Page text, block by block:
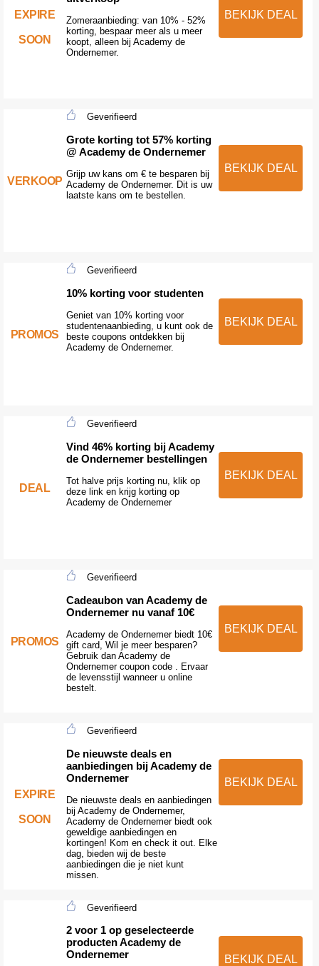
EXPIRE
SOON
Zomeraanbieding: van 10% - 52%
korting, bespaar meer als u meer
koopt, alleen bij Academy de
Ondernemer.
BEKIJK DEAL
VERKOOP
Geverifieerd
Grote korting tot 57% korting
@ Academy de Ondernemer
Grijp uw kans om € te besparen bij
Academy de Ondernemer. Dit is uw
laatste kans om te bestellen.
BEKIJK DEAL
PROMOS
Geverifieerd
10% korting voor studenten
Geniet van 10% korting voor
studentenaanbieding, u kunt ook de
beste coupons ontdekken bij
Academy de Ondernemer.
BEKIJK DEAL
DEAL
Geverifieerd
Vind 46% korting bij Academy
de Ondernemer bestellingen
Tot halve prijs korting nu, klik op
deze link en krijg korting op
Academy de Ondernemer
BEKIJK DEAL
PROMOS
Geverifieerd
Cadeaubon van Academy de
Ondernemer nu vanaf 10€
Academy de Ondernemer biedt 10€
gift card, Wil je meer besparen?
Gebruik dan Academy de
Ondernemer coupon code . Ervaar
de levensstijl wanneer u online
bestelt.
BEKIJK DEAL
EXPIRE
SOON
Geverifieerd
De nieuwste deals en
aanbiedingen bij Academy de
Ondernemer
De nieuwste deals en aanbiedingen
bij Academy de Ondernemer,
Academy de Ondernemer biedt ook
geweldige aanbiedingen en
kortingen! Kom en check it out. Elke
dag, bieden wij de beste
aanbiedingen die je niet kunt
missen.
BEKIJK DEAL
Geverifieerd
2 voor 1 op geselecteerde
producten Academy de
Ondernemer
BEKIJK DEAL